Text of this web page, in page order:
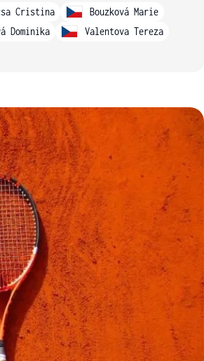
Cristina
Bouzková Marie
Dominika
Valentova Tereza